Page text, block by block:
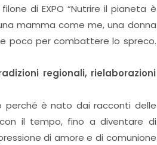
di EXPO “Nutrire il pianeta è
mamma come me, una donna
poco per combattere lo spreco.
regionali, rielaborazioni
perché è nato dai racconti delle
il tempo, fino a diventare di
di amore e di comunione